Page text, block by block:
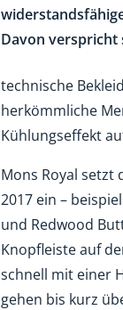
Davon verspricht
technische
herkömmliche
Kühlungseffekt
Mons Royal setzt
2017 ein –
und Redwood
Knopfleiste auf
schnell mit einer
gehen bis kurz